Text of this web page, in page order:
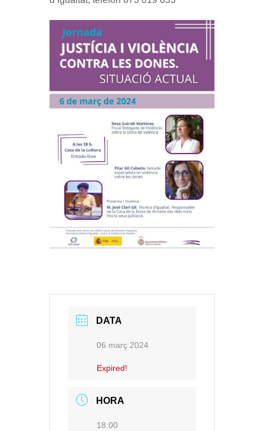
DATA
06 març 2024
Expired!
HORA
18:00